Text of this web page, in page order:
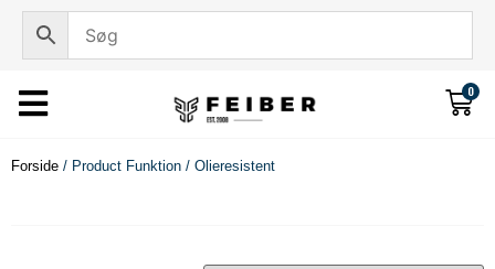
0
Forside / Product Funktion / Olieresistent